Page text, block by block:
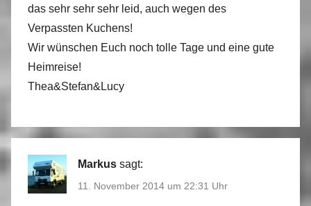
das sehr sehr sehr leid, auch wegen des
Verpassten Kuchens!
Wir wünschen Euch noch tolle Tage und eine gute
Heimreise!
Thea&Stefan&Lucy
Markus sagt:
11. November 2014 um 22:31 Uhr